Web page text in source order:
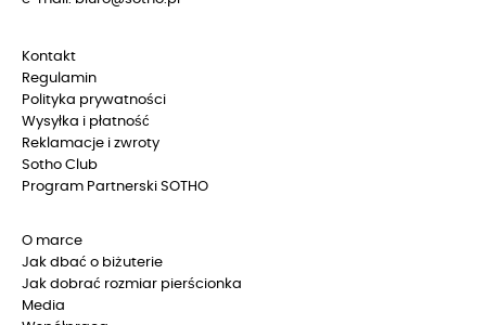
Kontakt
Regulamin
Polityka prywatności
Wysyłka i płatność
Reklamacje i zwroty
Sotho Club
Program Partnerski SOTHO
O marce
Jak dbać o biżuterie
Jak dobrać rozmiar pierścionka
Media